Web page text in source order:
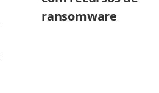
ransomware